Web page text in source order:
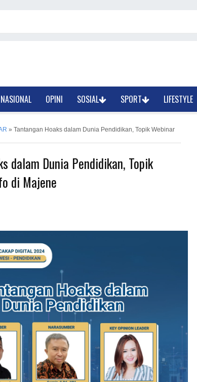
NASIONAL OPINI SOSIAL SPORT LIFESTYLE
» Tantangan Hoaks dalam Dunia Pendidikan, Topik Webinar
dalam Dunia Pendidikan, Topik
di Majene